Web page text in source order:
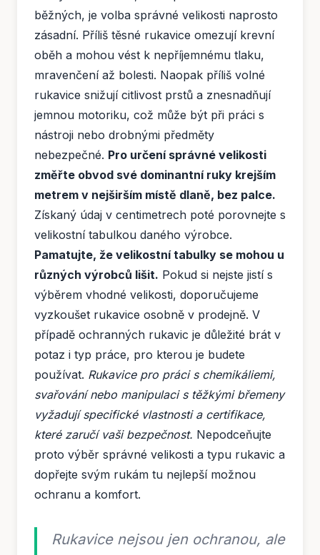
běžných, je volba správné velikosti naprosto
zásadní. Příliš těsné rukavice omezují krevní
oběh a mohou vést k nepříjemnému tlaku,
mravenčení až bolesti. Naopak příliš volné
rukavice snižují citlivost prstů a znesnadňují
jemnou motoriku, což může být při práci s
nástroji nebo drobnými předměty
nebezpečné. Pro určení správné velikosti
změřte obvod své dominantní ruky krejším
metrem v nejširším místě dlaně, bez palce.
Získaný údaj v centimetrech poté porovnejte s
velikostní tabulkou daného výrobce.
Pamatujte, že velikostní tabulky se mohou u
různých výrobců lišit. Pokud si nejste jistí s
výběrem vhodné velikosti, doporučujeme
vyzkoušet rukavice osobně v prodejně. V
případě ochranných rukavic je důležité brát v
potaz i typ práce, pro kterou je budete
používat. Rukavice pro práci s chemikáliemi,
svařování nebo manipulaci s těžkými břemeny
vyžadují specifické vlastnosti a certifikace,
které zaručí vaši bezpečnost. Nepodceňujte
proto výběr správné velikosti a typu rukavic a
dopřejte svým rukám tu nejlepší možnou
ochranu a komfort.
Rukavice nejsou jen ochranou, ale